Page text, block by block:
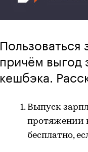
причём выгод
кешбэка.
Выпуск
протяжении
бесплатно,